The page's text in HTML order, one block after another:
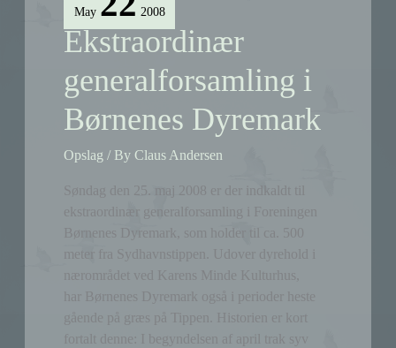
den
3.
juni
May 2008
Ekstraordinær
generalforsamling i
Børnenes Dyremark
Opslag / ByClaus Andersen
Søndag den 25. maj 2008 er der indkaldt til
ekstraordinær generalforsamling i Foreningen
Børnenes Dyremark, som holder til ca. 500
meter fra Sydhavnstippen. Udover dyrehold i
nærområdet ved Karens Minde Kulturhus,
har Børnenes Dyremark også i perioder heste
gående på græs på Tippen. Historien er kort
fortalt denne: I begyndelsen af april trak syv